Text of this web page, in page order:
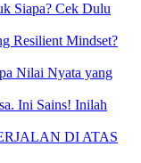
Siapa? Cek Dulu
Resilient Mindset?
Nilai Nyata yang
Ini Sains! Inilah
DI ATAS